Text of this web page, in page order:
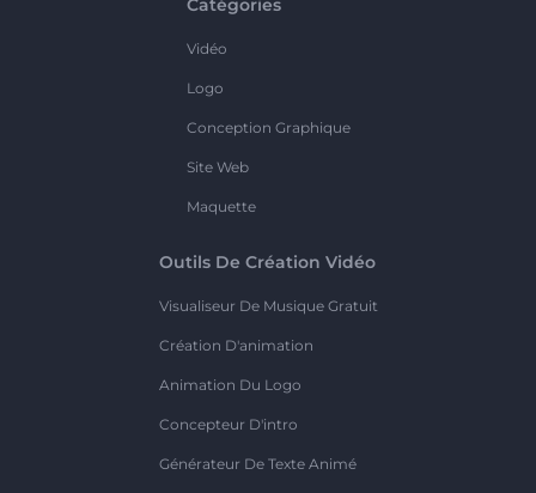
Catégories
Vidéo
Logo
Conception Graphique
Site Web
Maquette
Outils De Création Vidéo
Visualiseur De Musique Gratuit
Création D'animation
Animation Du Logo
Concepteur D'intro
Générateur De Texte Animé